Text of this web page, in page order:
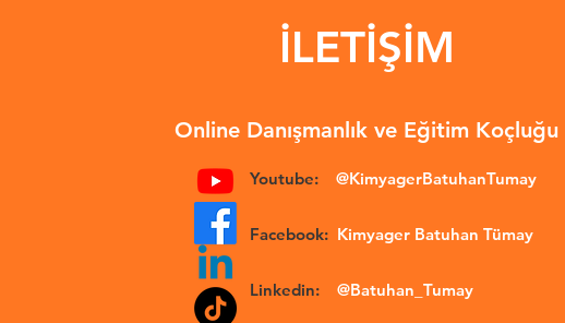
İLETİŞİM
Online Danışmanlık ve Eğitim Koçluğu
Youtube: @KimyagerBatuhanTumay
Facebook: Kimyager Batuhan Tümay
Linkedin: @Batuhan_Tumay